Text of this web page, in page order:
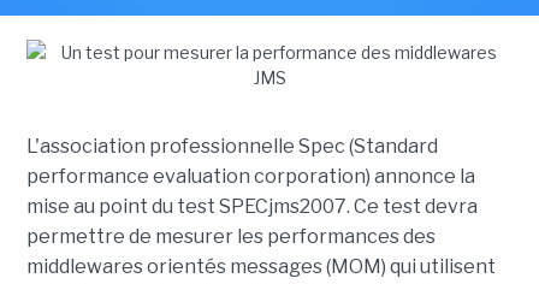
L'association professionnelle Spec (Standard
performance evaluation corporation) annonce la
mise au point du test SPECjms2007. Ce test devra
permettre de mesurer les performances des
middlewares orientés messages (MOM) qui utilisent